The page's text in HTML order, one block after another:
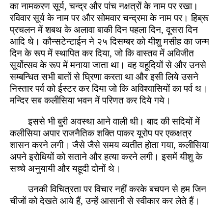
का नामकरण सूर्य, चन्द्र और पांच नक्षत्रों के नाम पर रखा।
रविवार सूर्य के नाम पर और सोमवार चन्द्रमा के नाम पर। हिब्रू
प्रचलन में शबथ के अलावा बाकी दिन पहला दिन, दूसरा दिन
आदि थे। कौन्सटेन्टाईन ने २५ दिसम्बर को यीशु मसीह का जन्म
दिन के रूप में स्थापित कर दिया, जो कि वास्तव में अविजीत
सूर्योत्सव के रूप में मनाया जाता था। वह यहूदियों से और उनसे
सम्बन्धित सभी बातों से घ्रिणा करता था और इसी लिये उसने
निस्तार पर्व को ईस्टर कर दिया जो कि अविश्वासियों का पर्व थ।
मन्दिर सब कलीसिया भवन में परिणत कर दिये गये।
इससे भी बुरी अवस्था आने वाली थी। बाद की सदियों में
कलीसिया अपार राजनैतिक शक्ति पाकर यूरोप पर एकक्षत्र
शासन करने लगी। जैसे जैसे समय व्यतीत होता गया, कलीसिया
अपने इरोधियों को सताने और हत्या करने लगी। इसमें यीशु के
सच्चे अनुयायी और यहूदी दोनों थे।
उनकी विचित्रता पर विचार नहीं करके बचपन से हम जिन
चीजों को देखते आये हैं, उन्हें आसानी से स्वीकार कर लेते हैं।